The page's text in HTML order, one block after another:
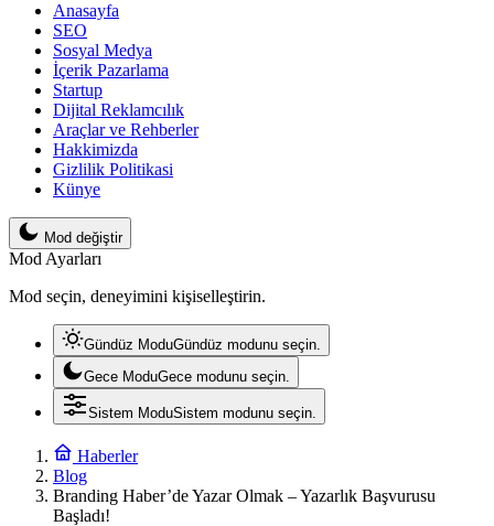
Anasayfa
SEO
Sosyal Medya
İçerik Pazarlama
Startup
Dijital Reklamcılık
Araçlar ve Rehberler
Hakkimizda
Gizlilik Politikasi
Künye
Mod değiştir
Mod Ayarları
Mod seçin, deneyimini kişiselleştirin.
Gündüz ModuGündüz modunu seçin.
Gece ModuGece modunu seçin.
Sistem ModuSistem modunu seçin.
Haberler
Blog
Branding Haber’de Yazar Olmak – Yazarlık Başvurusu
Başladı!